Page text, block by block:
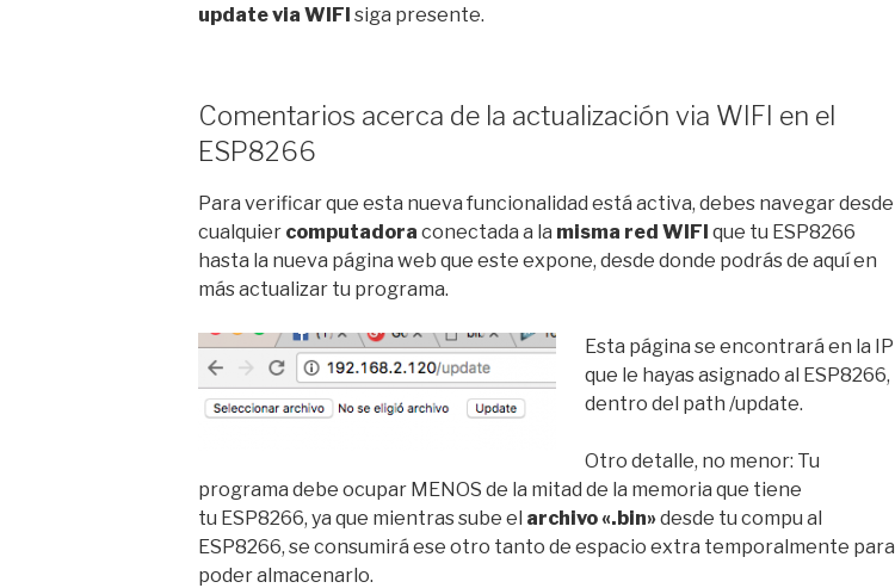
update via WIFI siga presente.
Comentarios acerca de la actualización via WIFI en el
ESP8266
Para verificar que esta nueva funcionalidad está activa, debes navegar desde
cualquier computadora conectada a la misma red WIFI que tu ESP8266
hasta la nueva página web que este expone, desde donde podrás de aquí en
más actualizar tu programa.
Esta página se encontrará en la IP
que le hayas asignado al ESP8266,
dentro del path /update.
Otro detalle, no menor: Tu
programa debe ocupar MENOS de la mitad de la memoria que tiene
tu ESP8266, ya que mientras sube el archivo «.bin»desde tu compu al
ESP8266, se consumirá ese otro tanto de espacio extra temporalmente para
poder almacenarlo.